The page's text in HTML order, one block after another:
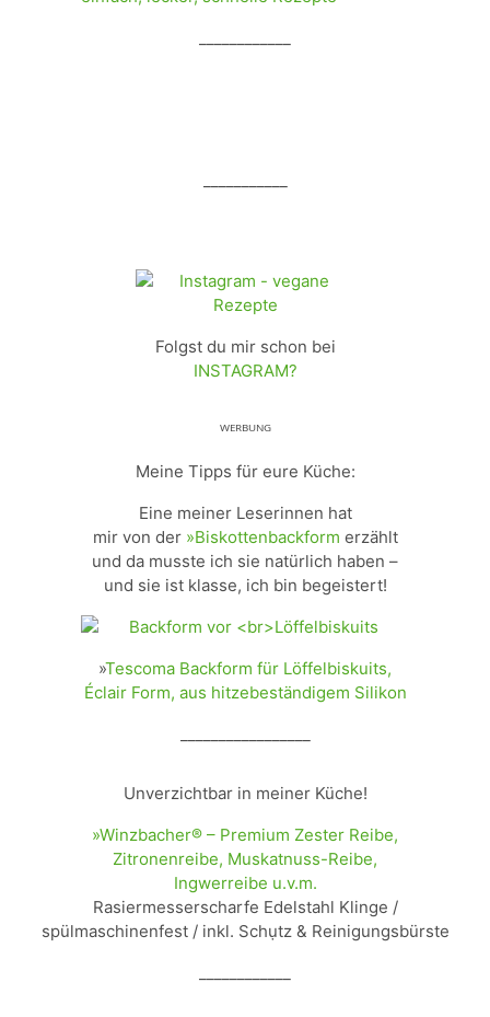
Folgst du mir schon bei
INSTAGRAM?
ᵂᴱᴿᴮᵁᴺᴳ
Meine Tipps für eure Küche:
Eine meiner Leserinnen hat
mir von der »Biskottenbackform erzählt
und da musste ich sie natürlich haben –
und sie ist klasse, ich bin begeistert!
»Tescoma Backform für Löffelbiskuits,
Éclair Form, aus hitzebeständigem Silikon
Unverzichtbar in meiner Küche!
»Winzbacher® – Premium Zester Reibe,
Zitronenreibe, Muskatnuss-Reibe,
Ingwerreibe u.v.m.
Rasiermesserscharfe Edelstahl Klinge /
spülmaschinenfest / inkl. Schụtz & Reinigungsbürste